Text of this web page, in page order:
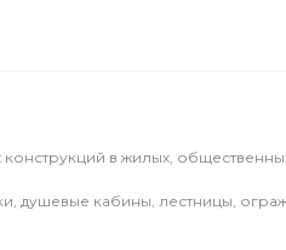
конструкций в жилых,
душевые кабины, лестницы,